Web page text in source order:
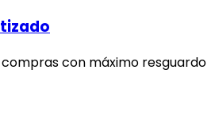
con máximo resguardo